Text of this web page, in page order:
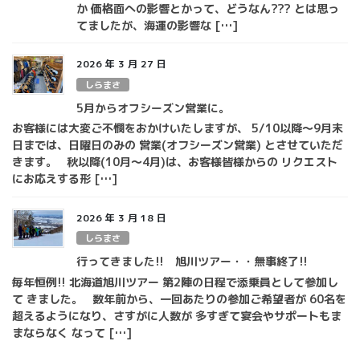
か 価格面への影響とかって、どうなん??? とは思っ
てましたが、海運の影響な […]
2026 年 3 月 27 日
しらまさ
5月からオフシーズン営業に。
お客様には大変ご不憫をおかけいたしますが、 5/10以降～9月末
日までは、日曜日のみの 営業(オフシーズン営業) とさせていただ
きます。 秋以降(10月～4月)は、お客様皆様からの リクエスト
にお応えする形 […]
2026 年 3 月 18 日
しらまさ
行ってきました!! 旭川ツアー・・無事終了!!
毎年恒例!! 北海道旭川ツアー 第2陣の日程で添乗員として参加し
て きました。 数年前から、一回あたりの参加ご希望者が 60名を
超えるようになり、さすがに人数が 多すぎて宴会やサポートもま
まならなく なって […]